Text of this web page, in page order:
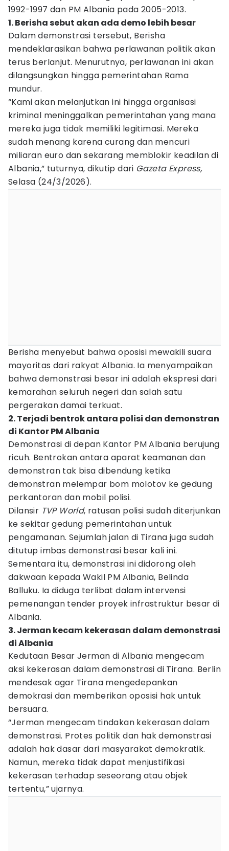
1992-1997 dan PM Albania pada 2005-2013.
1. Berisha sebut akan ada demo lebih besar
Dalam demonstrasi tersebut, Berisha
mendeklarasikan bahwa perlawanan politik akan
terus berlanjut. Menurutnya, perlawanan ini akan
dilangsungkan hingga pemerintahan Rama
mundur.
“Kami akan melanjutkan ini hingga organisasi
kriminal meninggalkan pemerintahan yang mana
mereka juga tidak memiliki legitimasi. Mereka
sudah menang karena curang dan mencuri
miliaran euro dan sekarang memblokir keadilan di
Albania,” tuturnya, dikutip dari Gazeta Express,
Selasa (24/3/2026).
Berisha menyebut bahwa oposisi mewakili suara
mayoritas dari rakyat Albania. Ia menyampaikan
bahwa demonstrasi besar ini adalah ekspresi dari
kemarahan seluruh negeri dan salah satu
pergerakan damai terkuat.
2. Terjadi bentrok antara polisi dan demonstran
di Kantor PM Albania
Demonstrasi di depan Kantor PM Albania berujung
ricuh. Bentrokan antara aparat keamanan dan
demonstran tak bisa dibendung ketika
demonstran melempar bom molotov ke gedung
perkantoran dan mobil polisi.
Dilansir TVP World, ratusan polisi sudah diterjunkan
ke sekitar gedung pemerintahan untuk
pengamanan. Sejumlah jalan di Tirana juga sudah
ditutup imbas demonstrasi besar kali ini.
Sementara itu, demonstrasi ini didorong oleh
dakwaan kepada Wakil PM Albania, Belinda
Balluku. Ia diduga terlibat dalam intervensi
pemenangan tender proyek infrastruktur besar di
Albania.
3. Jerman kecam kekerasan dalam demonstrasi
di Albania
Kedutaan Besar Jerman di Albania mengecam
aksi kekerasan dalam demonstrasi di Tirana. Berlin
mendesak agar Tirana mengedepankan
demokrasi dan memberikan oposisi hak untuk
bersuara.
“Jerman mengecam tindakan kekerasan dalam
demonstrasi. Protes politik dan hak demonstrasi
adalah hak dasar dari masyarakat demokratik.
Namun, mereka tidak dapat menjustifikasi
kekerasan terhadap seseorang atau objek
tertentu,” ujarnya.